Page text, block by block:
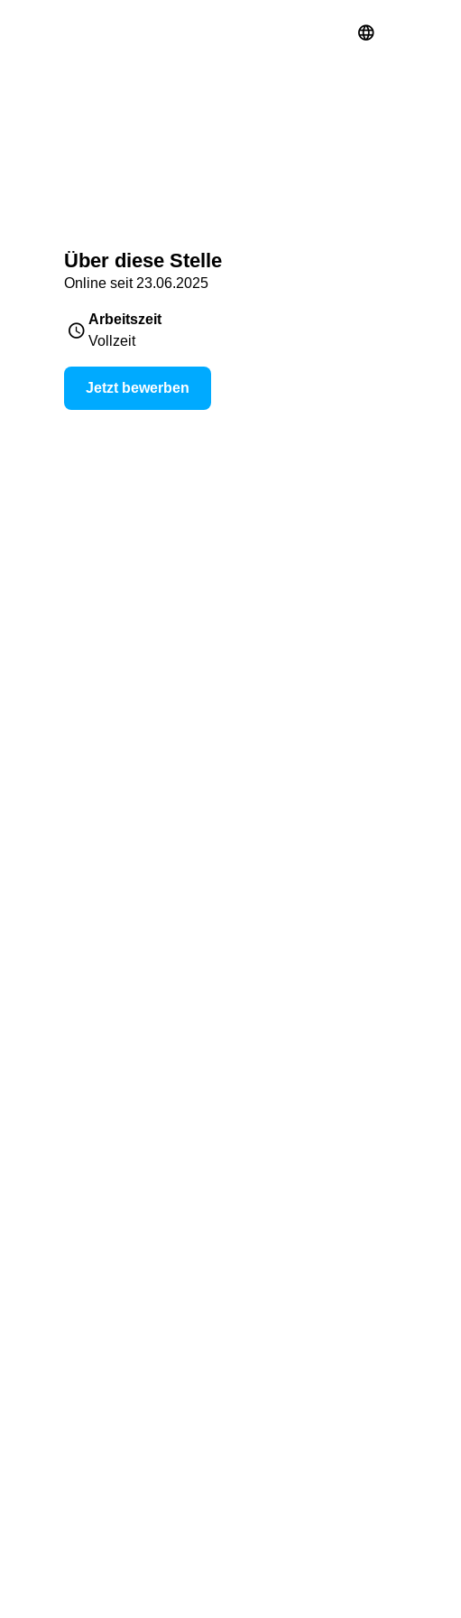
Über diese Stelle
Online seit 23.06.2025
Arbeitszeit
Vollzeit
Jetzt bewerben